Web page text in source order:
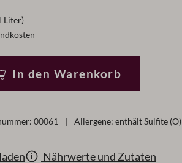
Liter)
In den Warenkorb
00061 Allergene: enthält Sulfite (O)
Nährwerte und Zutaten